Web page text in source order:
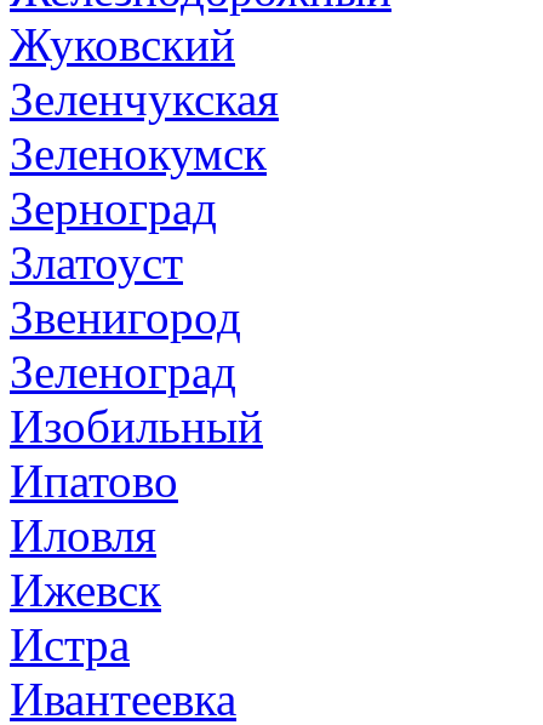
Жуковский
Зеленчукская
Зеленокумск
Зерноград
Златоуст
Звенигород
Зеленоград
Изобильный
Ипатово
Иловля
Ижевск
Истра
Ивантеевка